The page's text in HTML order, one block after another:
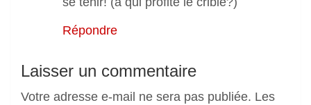
Répondre
Laisser un commentaire
Votre adresse e-mail ne sera pas publiée. Les